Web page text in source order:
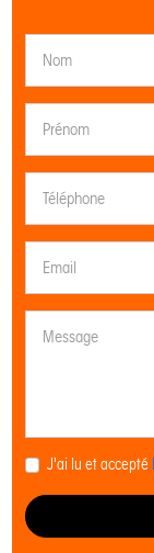
J'ai lu et accepté